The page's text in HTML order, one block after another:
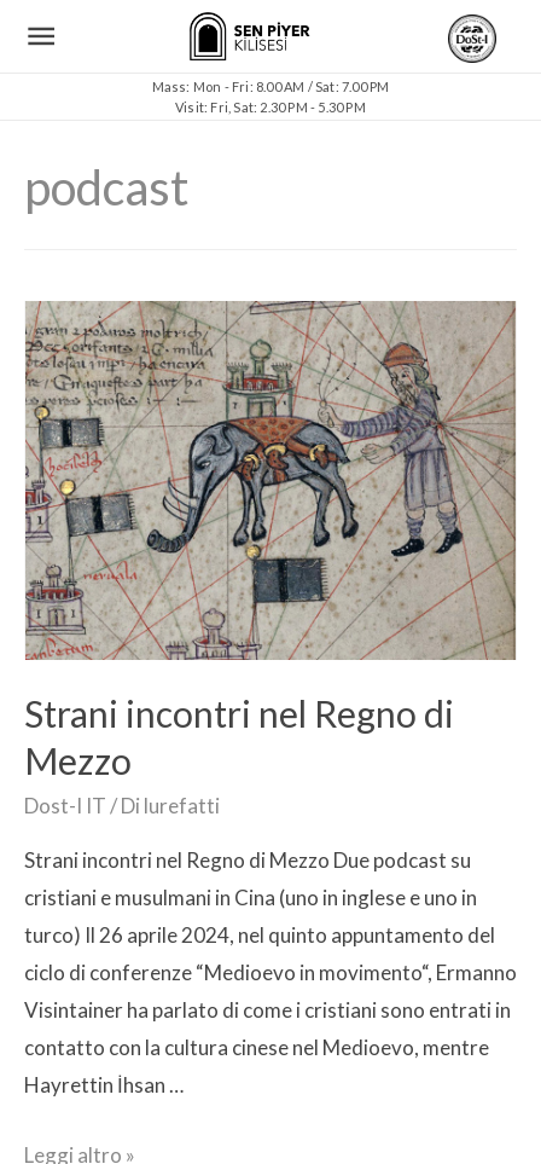
Mass: Mon - Fri: 8.00 AM / Sat: 7.00 PM
Visit: Fri, Sat: 2.30 PM - 5.30 PM
podcast
Strani incontri nel Regno di
Mezzo
Dost-I IT/ Di lurefatti
Strani incontri nel Regno di Mezzo Due podcast su
cristiani e musulmani in Cina (uno in inglese e uno in
turco) Il 26 aprile 2024, nel quinto appuntamento del
ciclo di conferenze “Medioevo in movimento“, Ermanno
Visintainer ha parlato di come i cristiani sono entrati in
contatto con la cultura cinese nel Medioevo, mentre
Hayrettin İhsan …
Leggi altro »